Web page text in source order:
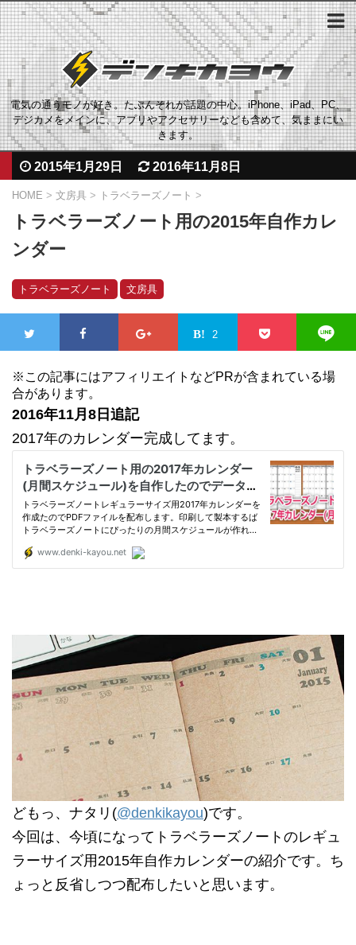
電気の通うモノが好き。たぶんそれが話題の中心。iPhone、iPad、PC、
デジカメをメインに、アプリやアクセサリーなども含めて、気ままにい
きます。
2015年1月29日 2016年11月8日
HOME > 文房具 > トラベラーズノート >
トラベラーズノート用の2015年自作カレ
ンダー
トラベラーズノート 文房具
2
※この記事にはアフィリエイトなどPRが含まれている場
合があります。
2016年11月8日追記
2017年のカレンダー完成してます。
どもっ、ナタリ(@denkikayou)です。
今回は、今頃になってトラベラーズノートのレギュ
ラーサイズ用2015年自作カレンダーの紹介です。ち
ょっと反省しつつ配布したいと思います。